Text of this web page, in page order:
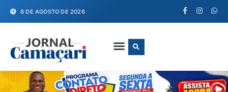
8 DE AGOSTO DE 2026